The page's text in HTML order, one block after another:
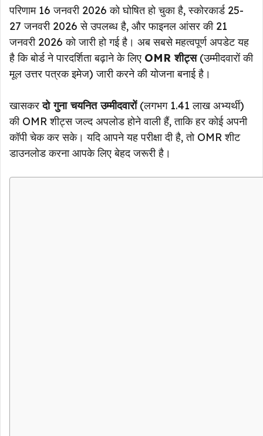
परिणाम 16 जनवरी 2026 को घोषित हो चुका है, स्कोरकार्ड 25-
27 जनवरी 2026 से उपलब्ध है, और फाइनल आंसर की 21
जनवरी 2026 को जारी हो गई है। अब सबसे महत्वपूर्ण अपडेट यह
है कि बोर्ड ने पारदर्शिता बढ़ाने के लिए OMR शीट्स(उम्मीदवारों की
मूल उत्तर पत्रक इमेज) जारी करने की योजना बनाई है।
खासकरदो गुना चयनित उम्मीदवारों(लगभग 1.41 लाख अभ्यर्थी)
की OMR शीट्स जल्द अपलोड होने वाली हैं, ताकि हर कोई अपनी
कॉपी चेक कर सके। यदि आपने यह परीक्षा दी है, तो OMR शीट
डाउनलोड करना आपके लिए बेहद जरूरी है।